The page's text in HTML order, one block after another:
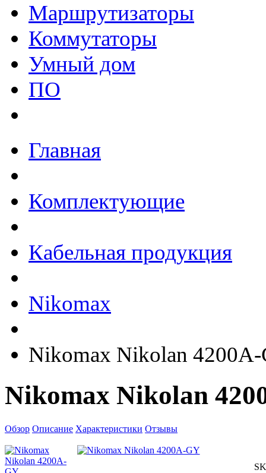
Маршрутизаторы
Коммутаторы
Умный дом
ПО
Главная
Комплектующие
Кабельная продукция
Nikomax
Nikomax Nikolan
Nikomax Nikolan
Обзор Описание Характеристики Отзывы